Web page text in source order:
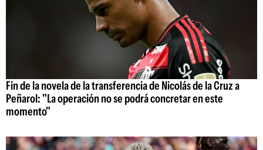
Fin de la novela de la transferencia de Nicolás de la Cruz a
Peñarol: "La operación no se podrá concretar en este
momento"